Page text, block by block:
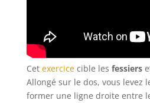
Cet exercicecible les fessiers
Allongé sur le dos, vous levez
former une ligne droite entre